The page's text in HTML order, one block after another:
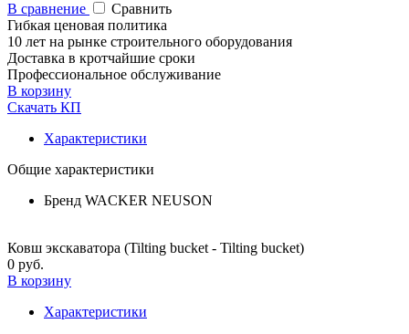
В сравнение
Сравнить
Гибкая ценовая политика
10 лет на рынке строительного оборудования
Доставка в кротчайшие сроки
Профессиональное обслуживание
В корзину
Скачать КП
Характеристики
Общие характеристики
Бренд WACKER NEUSON
Ковш экскаватора (Tilting bucket - Tilting bucket)
0 руб.
В корзину
Характеристики